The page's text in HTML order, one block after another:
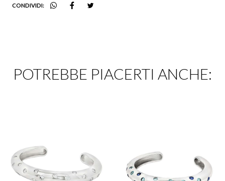
CONDIVIDI:
POTREBBE PIACERTI ANCHE: